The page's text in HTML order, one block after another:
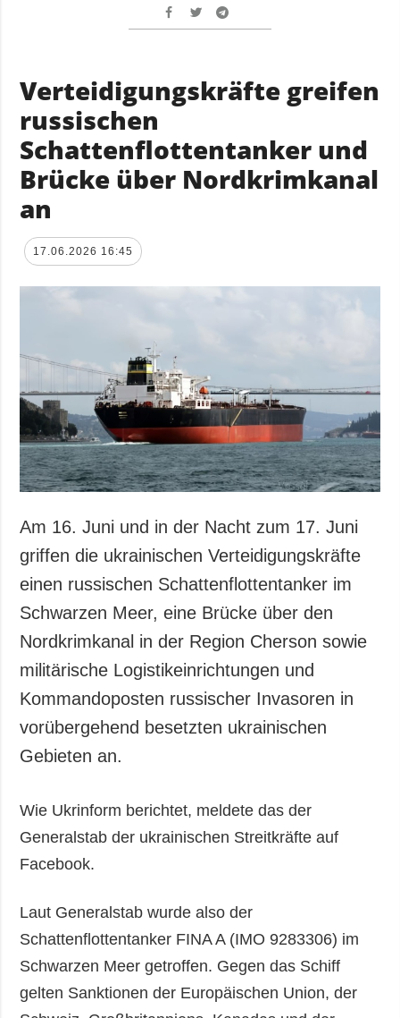
Verteidigungskräfte greifen
russischen
Schattenflottentanker und
Brücke über Nordkrimkanal
an
17.06.2026 16:45
Am 16. Juni und in der Nacht zum 17. Juni
griffen die ukrainischen Verteidigungskräfte
einen russischen Schattenflottentanker im
Schwarzen Meer, eine Brücke über den
Nordkrimkanal in der Region Cherson sowie
militärische Logistikeinrichtungen und
Kommandoposten russischer Invasoren in
vorübergehend besetzten ukrainischen
Gebieten an.
Wie Ukrinform berichtet, meldete das der
Generalstab der ukrainischen Streitkräfte auf
Facebook.
Laut Generalstab wurde also der
Schattenflottentanker FINA A (IMO 9283306) im
Schwarzen Meer getroffen. Gegen das Schiff
gelten Sanktionen der Europäischen Union, der